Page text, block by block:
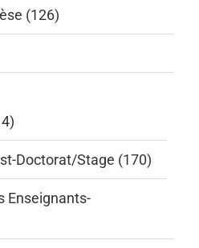
(126)
Doctorat/Stage (170)
Enseignants-